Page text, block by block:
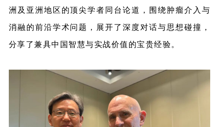
洲及亚洲地区的顶尖学者同台论道，围绕肿瘤介入与
消融的前沿学术问题，展开了深度对话与思想碰撞，
分享了兼具中国智慧与实战价值的宝贵经验。